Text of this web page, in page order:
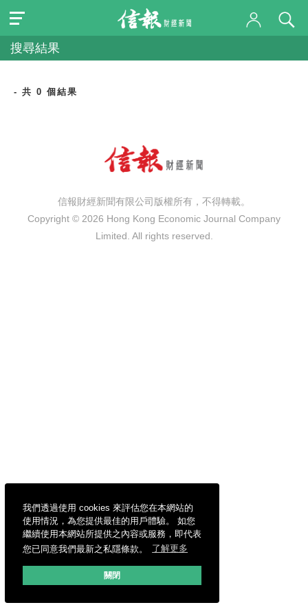
我們透過使用 cookies 來評估您在本網站的
使用情況，為您提供最佳的用戶體驗。 如您
繼續使用本網站所提供之內容或服務，即代表
您已同意我們最新之私隱條款。
了解更多
關閉
搜尋結果
- 共 0 個結果
信報財經新聞有限公司版權所有，不得轉載。
Copyright © 2026 Hong Kong Economic Journal Company
Limited. All rights reserved.